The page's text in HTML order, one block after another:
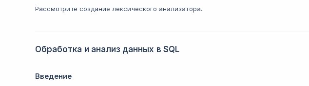
Рассмотрите создание лексического анализатора.
Обработка и анализ данных в SQL
Введение